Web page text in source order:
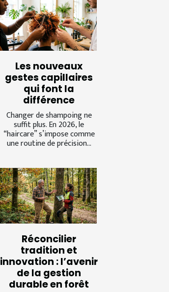
Les nouveaux
gestes capillaires
qui font la
différence
Changer de shampoing ne
suffit plus. En 2026, le
“haircare” s’impose comme
une routine de précision...
Réconcilier
tradition et
innovation : l’avenir
de la gestion
durable en forêt